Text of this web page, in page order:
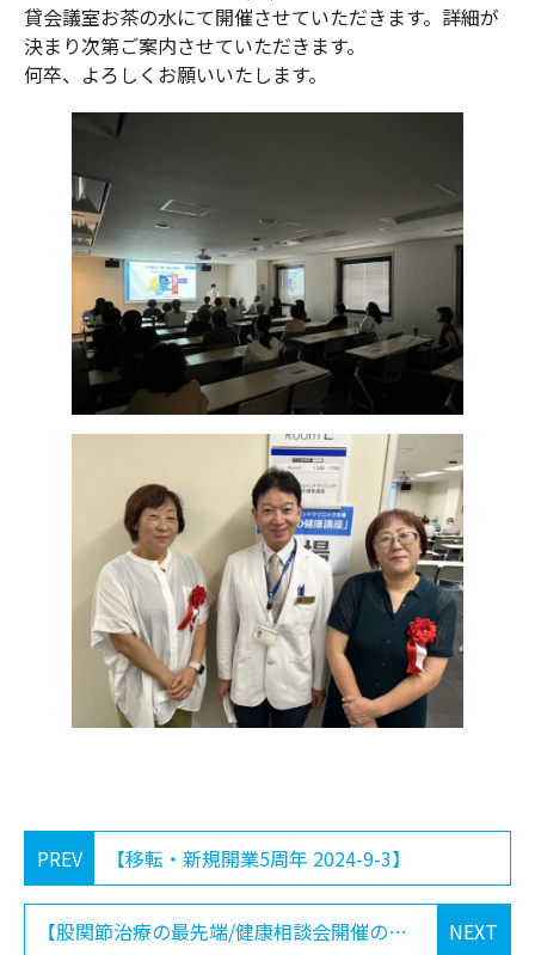
貸会議室お茶の水にて開催させていただきます。詳細が
決まり次第ご案内させていただきます。
何卒、よろしくお願いいたします。
PREV 【移転・新規開業5周年 2024-9-3】
NEXT
【股関節治療の最先端/健康相談会開催のお知らせ 2024-10-12】